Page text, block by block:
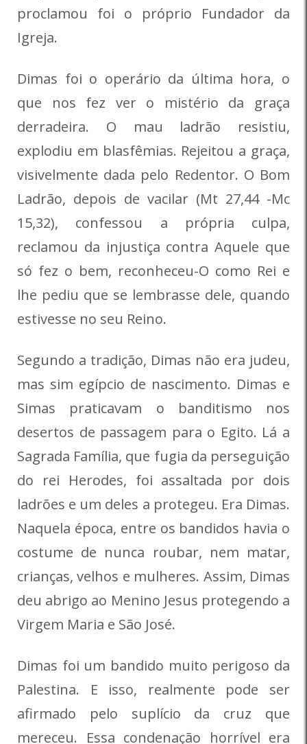
proclamou foi o próprio Fundador da
Igreja.
Dimas foi o operário da última hora, o
que nos fez ver o mistério da graça
derradeira. O mau ladrão resistiu,
explodiu em blasfêmias. Rejeitou a graça,
visivelmente dada pelo Redentor. O Bom
Ladrão, depois de vacilar (Mt 27,44 -Mc
15,32), confessou a própria culpa,
reclamou da injustiça contra Aquele que
só fez o bem, reconheceu-O como Rei e
lhe pediu que se lembrasse dele, quando
estivesse no seu Reino.
Segundo a tradição, Dimas não era judeu,
mas sim egípcio de nascimento. Dimas e
Simas praticavam o banditismo nos
desertos de passagem para o Egito. Lá a
Sagrada Família, que fugia da perseguição
do rei Herodes, foi assaltada por dois
ladrões e um deles a protegeu. Era Dimas.
Naquela época, entre os bandidos havia o
costume de nunca roubar, nem matar,
crianças, velhos e mulheres. Assim, Dimas
deu abrigo ao Menino Jesus protegendo a
Virgem Maria e São José.
Dimas foi um bandido muito perigoso da
Palestina. E isso, realmente pode ser
afirmado pelo suplício da cruz que
mereceu. Essa condenação horrível era